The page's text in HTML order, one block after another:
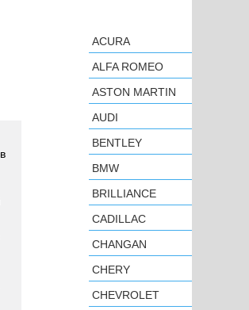
в
ACURA
ALFA ROMEO
ASTON MARTIN
AUDI
BENTLEY
BMW
BRILLIANCE
CADILLAC
CHANGAN
CHERY
CHEVROLET